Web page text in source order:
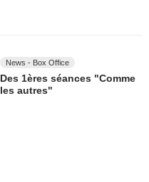
News - Box Office
Des 1ères séances "Comme
les autres"